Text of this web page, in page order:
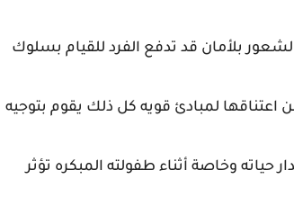
بلأمان قد تدفع الفرد للقيام بسلوك
لمبادئ قويه كل ذلك يقوم بتوجيه
حياته وخاصة أثناء طفولته المبكره تؤثر